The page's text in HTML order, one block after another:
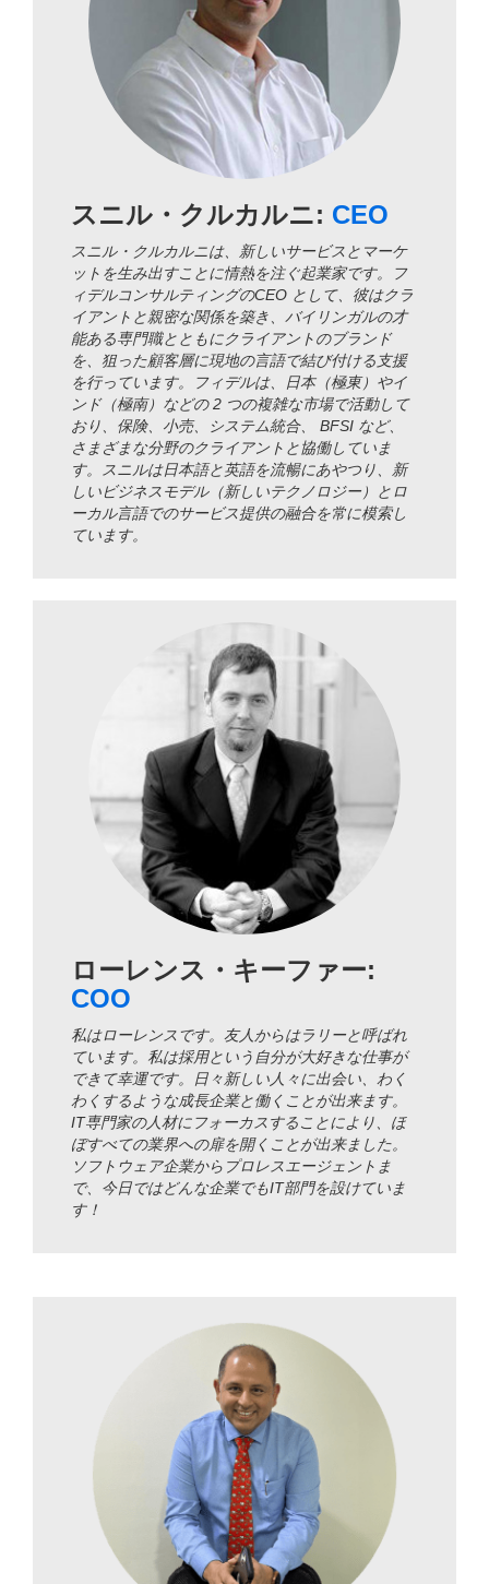
スニル・クルカルニ: CEO
スニル・クルカルニは、新しいサービスとマーケ
ットを生み出すことに情熱を注ぐ起業家です。フ
ィデルコンサルティングのCEO として、彼はクラ
イアントと親密な関係を築き、バイリンガルの才
能ある専門職とともにクライアントのブランド
を、狙った顧客層に現地の言語で結び付ける支援
を行っています。フィデルは、日本（極東）やイ
ンド（極南）などの 2 つの複雑な市場で活動して
おり、保険、小売、システム統合、 BFSI など、
さまざまな分野のクライアントと協働していま
す。スニルは日本語と英語を流暢にあやつり、新
しいビジネスモデル（新しいテクノロジー）とロ
ーカル言語でのサービス提供の融合を常に模索し
ています。
ローレンス・キーファー:
COO
私はローレンスです。友人からはラリーと呼ばれ
ています。私は採用という自分が大好きな仕事が
できて幸運です。日々新しい人々に出会い、わく
わくするような成長企業と働くことが出来ます。
IT専門家の人材にフォーカスすることにより、ほ
ぼすべての業界への扉を開くことが出来ました。
ソフトウェア企業からプロレスエージェントま
で、今日ではどんな企業でもIT部門を設けていま
す！